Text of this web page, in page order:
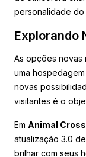
personalidade do
Explorando
As opções novas
uma
novas
visitantes é o
Em Animal
atualização 3.0
brilhar com seus